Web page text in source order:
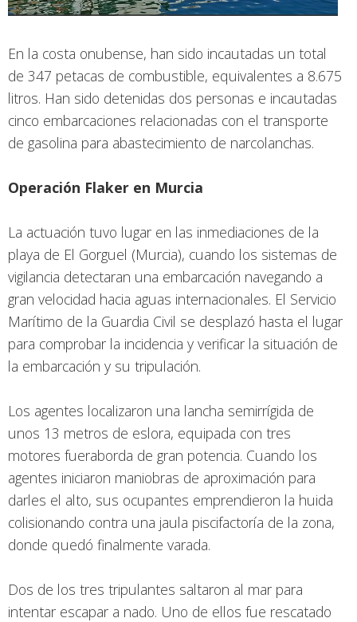
En la costa onubense, han sido incautadas un total
de 347 petacas de combustible, equivalentes a 8.675
litros. Han sido detenidas dos personas e incautadas
cinco embarcaciones relacionadas con el transporte
de gasolina para abastecimiento de narcolanchas.
Operación Flaker en Murcia
La actuación tuvo lugar en las inmediaciones de la
playa de El Gorguel (Murcia), cuando los sistemas de
vigilancia detectaran una embarcación navegando a
gran velocidad hacia aguas internacionales. El Servicio
Marítimo de la Guardia Civil se desplazó hasta el lugar
para comprobar la incidencia y verificar la situación de
la embarcación y su tripulación.
Los agentes localizaron una lancha semirrígida de
unos 13 metros de eslora, equipada con tres
motores fueraborda de gran potencia. Cuando los
agentes iniciaron maniobras de aproximación para
darles el alto, sus ocupantes emprendieron la huida
colisionando contra una jaula piscifactoría de la zona,
donde quedó finalmente varada.
Dos de los tres tripulantes saltaron al mar para
intentar escapar a nado. Uno de ellos fue rescatado